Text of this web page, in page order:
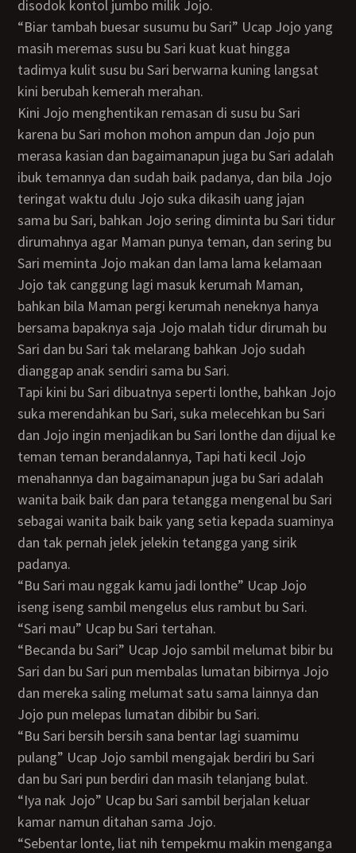
disodok kontol jumbo milik Jojo.
“Biar tambah buesar susumu bu Sari” Ucap Jojo yang
masih meremas susu bu Sari kuat kuat hingga
tadimya kulit susu bu Sari berwarna kuning langsat
kini berubah kemerah merahan.
Kini Jojo menghentikan remasan di susu bu Sari
karena bu Sari mohon mohon ampun dan Jojo pun
merasa kasian dan bagaimanapun juga bu Sari adalah
ibuk temannya dan sudah baik padanya, dan bila Jojo
teringat waktu dulu Jojo suka dikasih uang jajan
sama bu Sari, bahkan Jojo sering diminta bu Sari tidur
dirumahnya agar Maman punya teman, dan sering bu
Sari meminta Jojo makan dan lama lama kelamaan
Jojo tak canggung lagi masuk kerumah Maman,
bahkan bila Maman pergi kerumah neneknya hanya
bersama bapaknya saja Jojo malah tidur dirumah bu
Sari dan bu Sari tak melarang bahkan Jojo sudah
dianggap anak sendiri sama bu Sari.
Tapi kini bu Sari dibuatnya seperti lonthe, bahkan Jojo
suka merendahkan bu Sari, suka melecehkan bu Sari
dan Jojo ingin menjadikan bu Sari lonthe dan dijual ke
teman teman berandalannya, Tapi hati kecil Jojo
menahannya dan bagaimanapun juga bu Sari adalah
wanita baik baik dan para tetangga mengenal bu Sari
sebagai wanita baik baik yang setia kepada suaminya
dan tak pernah jelek jelekin tetangga yang sirik
padanya.
“bu Sari mau nggak kamu jadi lonthe” Ucap Jojo
iseng iseng sambil mengelus elus rambut bu Sari.
“Sari mau” Ucap bu Sari tertahan.
“Becanda bu Sari” Ucap Jojo sambil melumat bibir bu
Sari dan bu Sari pun membalas lumatan bibirnya Jojo
dan mereka saling melumat satu sama lainnya dan
Jojo pun melepas lumatan dibibir bu Sari.
“Bu Sari bersih bersih sana bentar lagi suamimu
pulang” Ucap Jojo sambil mengajak berdiri bu Sari
dan bu Sari pun berdiri dan masih telanjang bulat.
“Iya nak Jojo” Ucap bu Sari sambil berjalan keluar
kamar namun ditahan sama Jojo.
“Sebentar lonte, liat nih tempekmu makin menganga